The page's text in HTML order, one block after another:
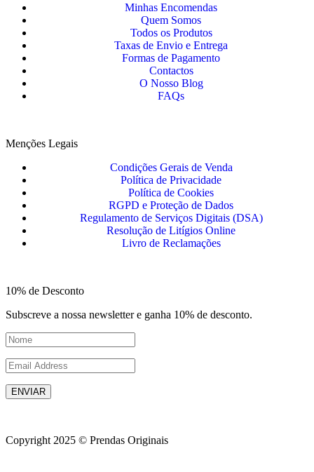
Minhas Encomendas
Quem Somos
Todos os Produtos
Taxas de Envio e Entrega
Formas de Pagamento
Contactos
O Nosso Blog
FAQs
Menções Legais
Condições Gerais de Venda
Política de Privacidade
Política de Cookies
RGPD e Proteção de Dados
Regulamento de Serviços Digitais (DSA)
Resolução de Litígios Online
Livro de Reclamações
10% de Desconto
Subscreve a nossa newsletter e ganha 10% de desconto.
ENVIAR
Copyright 2025 © Prendas Originais